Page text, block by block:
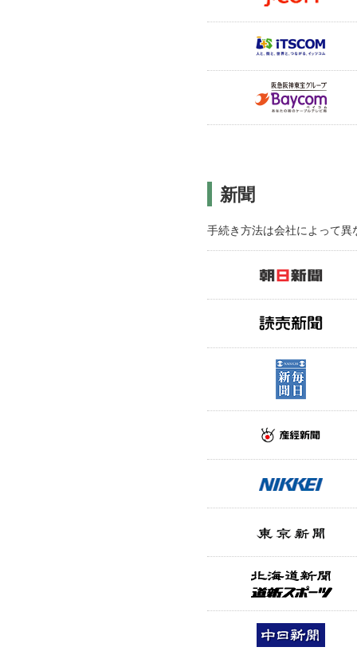
新聞
手続き方法は会社によって